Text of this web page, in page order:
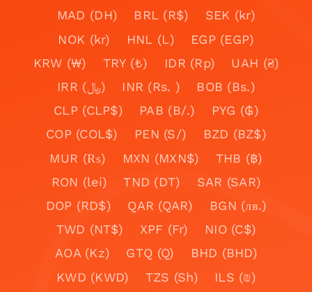
MAD (DH)
BRL (R$)
SEK (kr)
NOK (kr)
HNL (L)
EGP (EGP)
KRW (₩)
TRY (₺) IDR (Rp)
UAH (₴)
IRR (﷼)
INR (Rs. )
BOB (Bs.)
CLP (CLP$)
PAB (B/.)
PYG (₲)
COP (COL$)
PEN (S/)
BZD (BZ$)
MUR (₨)
MXN (MXN$)
THB (฿)
RON (lei)
TND (DT)
SAR (SAR)
DOP (RD$)
QAR (QAR)
BGN (лв.)
TWD (NT$)
XPF (Fr)
NIO (C$)
AOA (Kz)
GTQ (Q)
BHD (BHD)
KWD (KWD)
TZS (Sh)
ILS (₪)